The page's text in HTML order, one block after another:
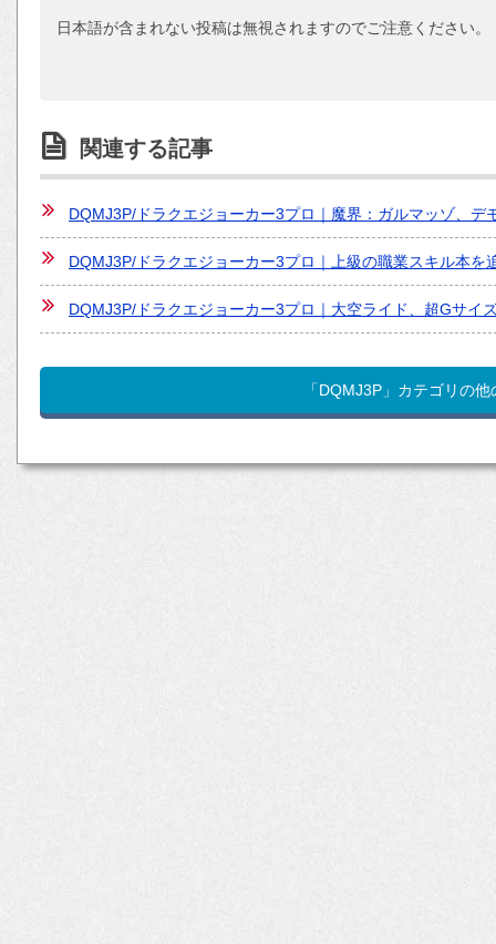
日本語が含まれない投稿は無視されますのでご注意ください
関連する記事
DQMJ3P/ドラクエジョーカー3プロ｜魔界：ガルマッゾ、デ
DQMJ3P/ドラクエジョーカー3プロ｜上級の職業スキル本を
DQMJ3P/ドラクエジョーカー3プロ｜大空ライド、超Gサイ
「DQMJ3P」カテゴリの